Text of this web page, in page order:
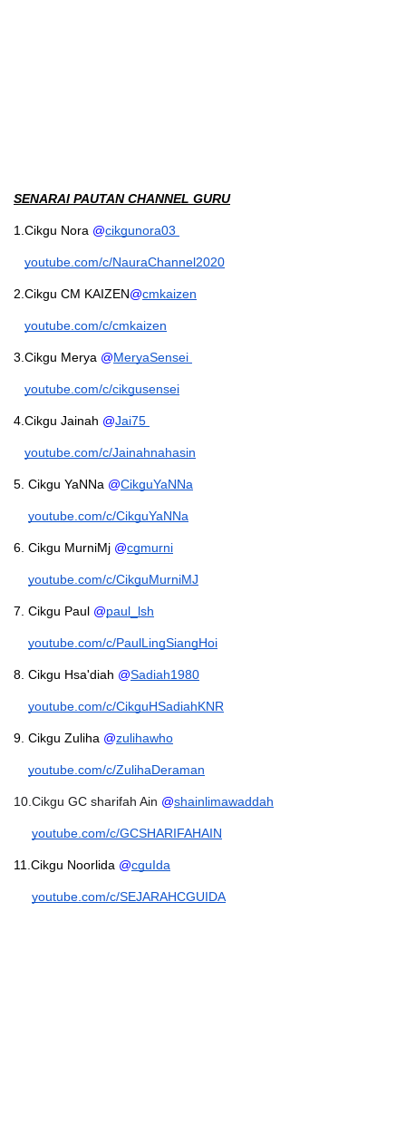
SENARAI PAUTAN CHANNEL GURU
1.Cikgu Nora @cikgunora03
youtube.com/c/NauraChannel2020
2.Cikgu CM KAIZEN@cmkaizen
youtube.com/c/cmkaizen
3.Cikgu Merya @MeryaSensei
youtube.com/c/cikgusensei
4.Cikgu Jainah @Jai75
youtube.com/c/Jainahnahasin
5. Cikgu YaNNa @CikguYaNNa
youtube.com/c/CikguYaNNa
6. Cikgu MurniMj @cgmurni
youtube.com/c/CikguMurniMJ
7. Cikgu Paul @paul_lsh
youtube.com/c/PaulLingSiangHoi
8. Cikgu Hsa'diah @Sadiah1980
youtube.com/c/CikguHSadiahKNR
9. Cikgu Zuliha @zulihawho
youtube.com/c/ZulihaDeraman
10.Cikgu GC sharifah Ain @shainlimawaddah
youtube.com/c/GCSHARIFAHAIN
11.Cikgu Noorlida @cguIda
youtube.com/c/SEJARAHCGUIDA